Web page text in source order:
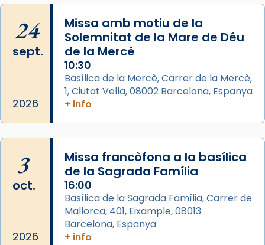
Arquebisbat de Barcelona
2 weeks ago
Memòria de les santes Juliana i
Semproniana, verges i màrtirs.
Acompanyant la història de sant Cugat, a
partir de l’Edat Mitjana sorgeix la tradició
que les santes Juliana (“relatiu a Júlia”) i
Semproniana (“relatiu a Semprònia =
eterna”) són deixebles seves. I l’any 1667, el
frare Joan Gaspar Roig, afirma en una obra
que les santes són filles de l’antiga Iluro.
Mataró en reivindicarà les relíq
Foto
24
sept.
2026
Missa amb motiu de la
Solemnitat de la Mare de Déu
de la Mercè
10:30
Basílica de la Mercè, Carrer de la Mercè,
1, Ciutat Vella, 08002 Barcelona, Espanya
+ info
3
oct.
2026
Missa francòfona a la basílica
de la Sagrada Família
16:00
Basílica de la Sagrada Família, Carrer de
Mallorca, 401, Eixample, 08013
Barcelona, Espanya
+ info